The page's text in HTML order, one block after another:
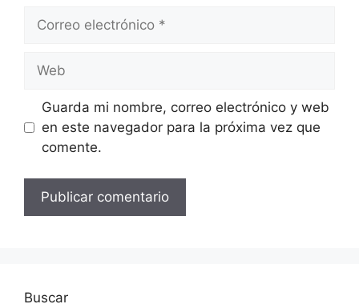
Correo
Web
Guarda mi nombre, correo electrónico y web
en este navegador para la próxima vez que
comente.
Buscar